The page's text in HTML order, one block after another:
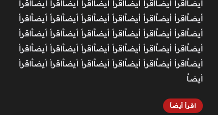
أيضاًاقرأ أيضاًاقرأ أيضاًاقرأ أيضاًاقرأ أيضاًاقرأ أيضاًاقرأ
أيضاًاقرأ أيضاًاقرأ أيضاًاقرأ أيضاًاقرأ أيضاًاقرأ أيضاًاقرأ
أيضاًاقرأ أيضاًاقرأ أيضاًاقرأ أيضاًاقرأ أيضاًاقرأ أيضاًاقرأ
أيضاًاقرأ أيضاًاقرأ أيضاًاقرأ أيضاًاقرأ أيضاًاقرأ أيضاًاقرأ
أيضاًاقرأ أيضاًاقرأ أيضاًاقرأ أيضاًاقرأ أيضاًاقرأ أيضاًاقرأ
أيضاً
اقرأ أيضاً